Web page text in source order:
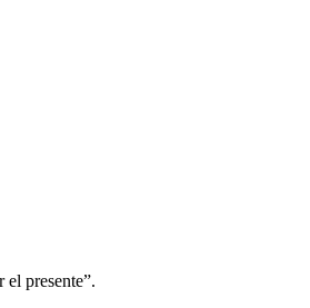
el presente”.